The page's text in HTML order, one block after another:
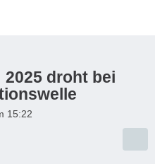
droht bei
15:22